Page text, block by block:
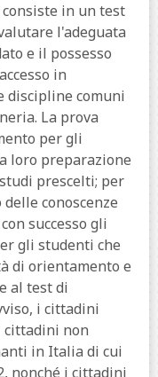
in un test
l'adeguata
e il possesso
in
discipline comuni
La prova
per gli
loro preparazione
prescelti; per
conoscenze
successo gli
gli studenti che
di orientamento e
al test di
i cittadini
non
in Italia di cui
nonché i cittadini